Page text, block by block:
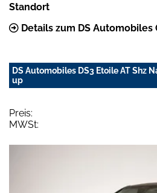
Standort
Details zum DS Automobiles
DS Automobiles DS3 Etoile AT Shz
up
Preis:
MWSt: